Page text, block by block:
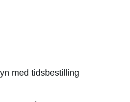
med tidsbestilling